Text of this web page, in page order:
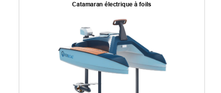
Catamaran électrique à foils